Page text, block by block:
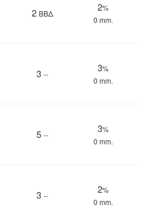
2 ΒΒΔ
2%
0 mm.
3 --
3%
0 mm.
5 --
3%
0 mm.
3 --
2%
0 mm.